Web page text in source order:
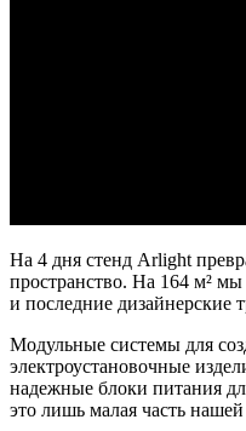
На 4 дня стенд Arlight
пространство. На 164 м²
и последние дизайнерские
Модульные системы для
электроустановочные
надежные блоки питания
это лишь малая часть